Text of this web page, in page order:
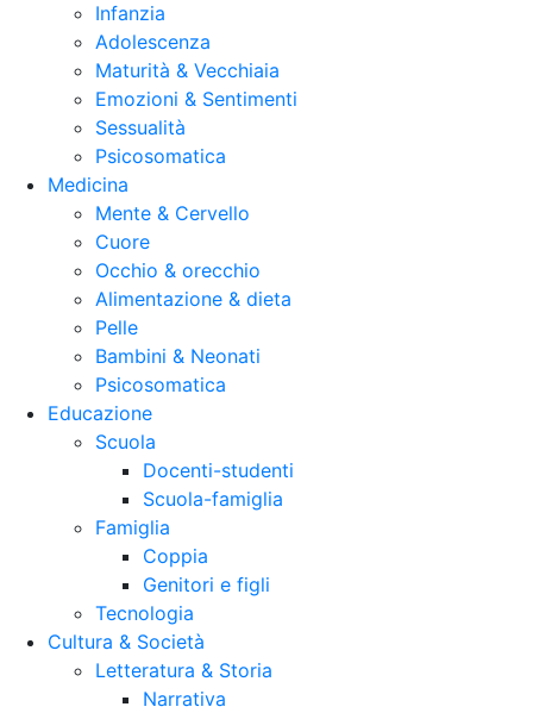
Infanzia
Adolescenza
Maturità & Vecchiaia
Emozioni & Sentimenti
Sessualità
Psicosomatica
Medicina
Mente & Cervello
Cuore
Occhio & orecchio
Alimentazione & dieta
Pelle
Bambini & Neonati
Psicosomatica
Educazione
Scuola
Docenti-studenti
Scuola-famiglia
Famiglia
Coppia
Genitori e figli
Tecnologia
Cultura & Società
Letteratura & Storia
Narrativa